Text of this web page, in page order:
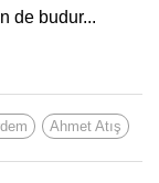
de budur...
Ahmet Atış